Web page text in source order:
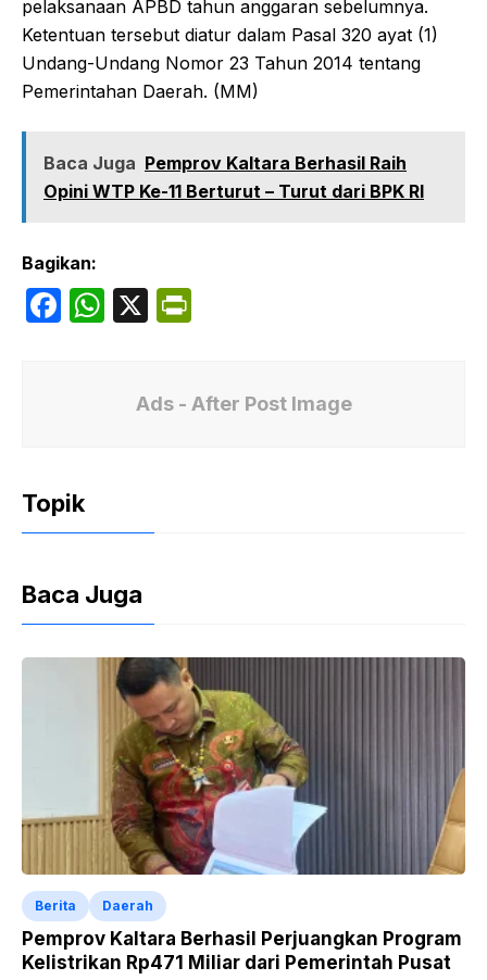
pelaksanaan APBD tahun anggaran sebelumnya.
Ketentuan tersebut diatur dalam Pasal 320 ayat (1)
Undang-Undang Nomor 23 Tahun 2014 tentang
Pemerintahan Daerah. (MM)
Baca Juga Pemprov Kaltara Berhasil Raih
Opini WTP Ke-11 Berturut – Turut dari BPK RI
Bagikan:
F
o
W X
Fr
Ads - After Post Image
Topik
Baca Juga
Berita Daerah
Pemprov Kaltara Berhasil Perjuangkan Program
Kelistrikan Rp471 Miliar dari Pemerintah Pusat